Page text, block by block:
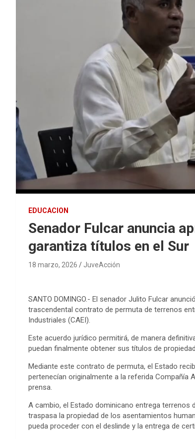
EDUCACION
Senador Fulcar anuncia
garantiza títulos en el Sur
18 marzo, 2026 JuveAcción
SANTO DOMINGO.- El senador Julito Fulcar
trascendental contrato de permuta de terrenos
Industriales (CAEI).
Este acuerdo jurídico permitirá, de manera
puedan finalmente obtener sus títulos de
Mediante este contrato de permuta, el Estado
pertenecían originalmente a la referida Compañía
prensa.
A cambio, el Estado dominicano entrega terrenos
traspasa la propiedad de los asentamientos
pueda proceder con el deslinde y la entrega de